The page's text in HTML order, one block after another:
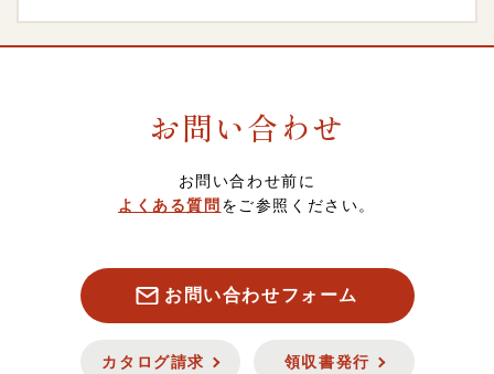
調味料
6,000～6,999円
ポイントについて
定期・頒布会注文について
セキュリティについて
お問い合わせ
お問い合わせ前に
よくある質問 をご参照ください。
お問い合わせフォーム
カタログ請求 領収書発行